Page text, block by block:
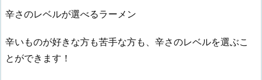
辛さのレベルが選べるラーメン
辛いものが好きな方も苦手な方も、辛さのレベルを選ぶこ
とができます！